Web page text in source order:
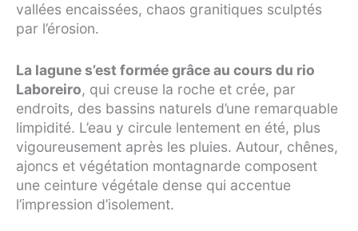
vallées encaissées, chaos granitiques sculptés
par l’érosion.
La lagune s’est formée grâce au cours du rio
Laboreiro, qui creuse la roche et crée, par
endroits, des bassins naturels d’une remarquable
limpidité. L’eau y circule lentement en été, plus
vigoureusement après les pluies. Autour, chênes,
ajoncs et végétation montagnarde composent
une ceinture végétale dense qui accentue
l’impression d’isolement.